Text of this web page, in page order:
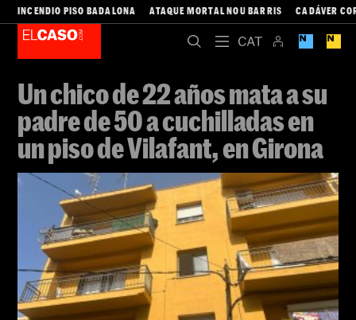
INCENDIO PISO BADALONA ATAQUE MORTAL NOU BARRIS CADÁVER
Un chico de 22 años mata a su
padre de 50 a cuchilladas en
un piso de Vilafant, en Girona